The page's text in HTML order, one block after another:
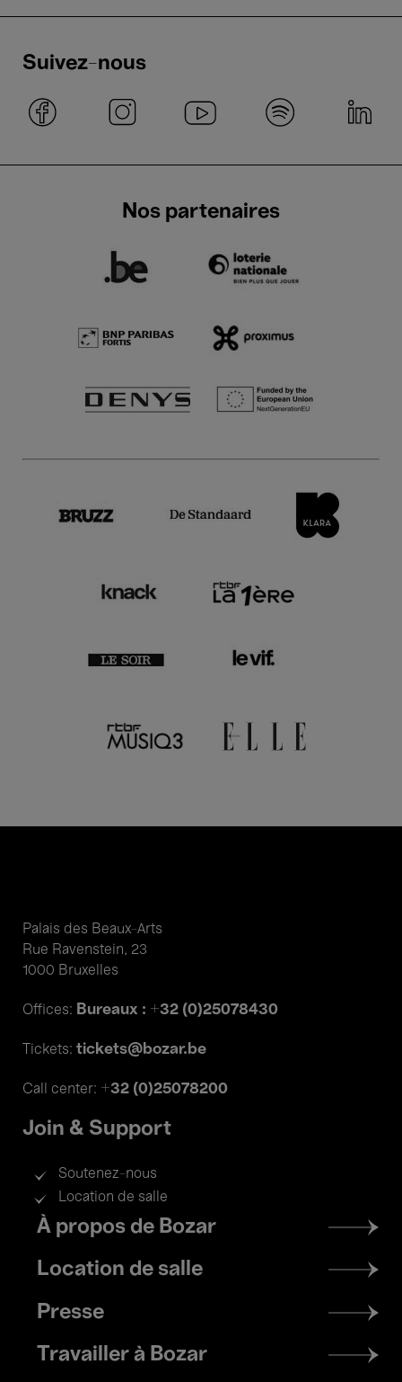
Suivez-nous
Nos partenaires
Palais des Beaux-Arts
Rue Ravenstein, 23
1000 Bruxelles
Offices: Bureaux : +32 (0)25078430
Tickets: tickets@bozar.be
Call center: +32 (0)25078200
Join & Support
Soutenez-nous
Location de salle
Footer
menu
À propos de Bozar
Location de salle
Presse
Travailler à Bozar